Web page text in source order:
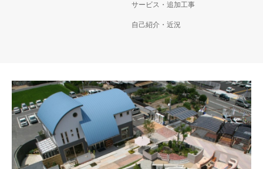
サービス・追加工事
自己紹介・近況